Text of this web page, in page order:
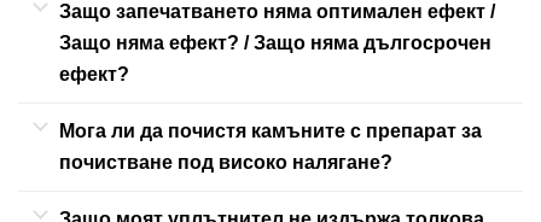
Защо запечатването няма оптимален ефект /
Защо няма ефект? / Защо няма дългосрочен
ефект?
Мога ли да почистя камъните с препарат за
почистване под високо налягане?